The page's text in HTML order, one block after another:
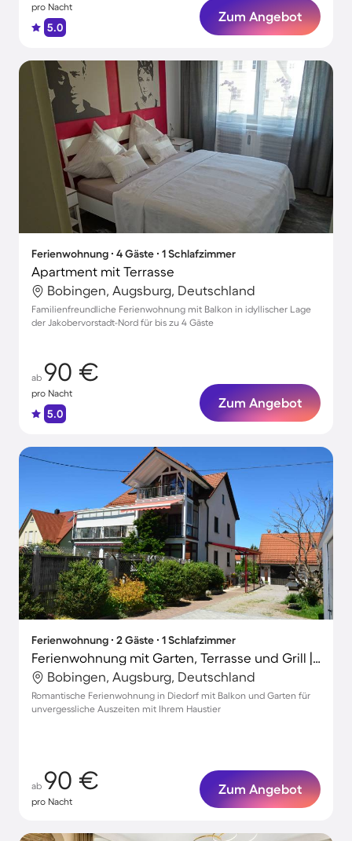
pro Nacht
5.0
Zum Angebot
Ferienwohnung ∙ 4 Gäste ∙ 1 Schlafzimmer
Apartment mit Terrasse
Bobingen, Augsburg, Deutschland
Familienfreundliche Ferienwohnung mit Balkon in idyllischer Lage
der Jakobervorstadt-Nord für bis zu 4 Gäste
ab 90 €
pro Nacht
5.0
Zum Angebot
Ferienwohnung ∙ 2 Gäste ∙ 1 Schlafzimmer
Ferienwohnung mit Garten, Terrasse und Grill | Gartenblick | Perfekt für die Arbeit von Zuhause | Hunde erlaubt
Bobingen, Augsburg, Deutschland
Romantische Ferienwohnung in Diedorf mit Balkon und Garten für
unvergessliche Auszeiten mit Ihrem Haustier
ab 90 €
pro Nacht
Zum Angebot